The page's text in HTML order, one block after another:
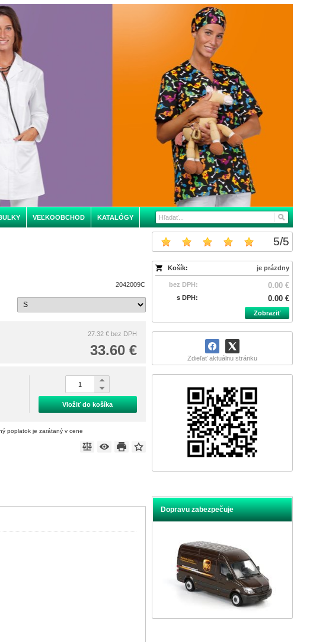
VEĽKOOBCHOD KATALÓGY
5/5
Košík: je prázdny
bez DPH: 0.00 €
s DPH: 0.00 €
Zobraziť
Zdieľať aktuálnu stránku
Dopravu zabezpečuje
2042009C
27.32 € bez DPH
33.60 €
Vložiť do košíka
poplatok je zarátaný v cene